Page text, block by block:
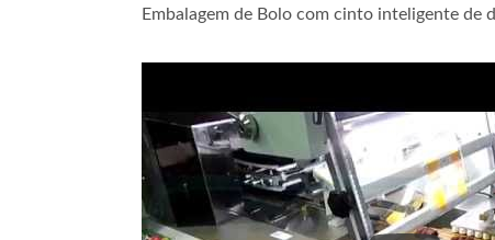
Embalagem de Bolo com cinto inteligente de